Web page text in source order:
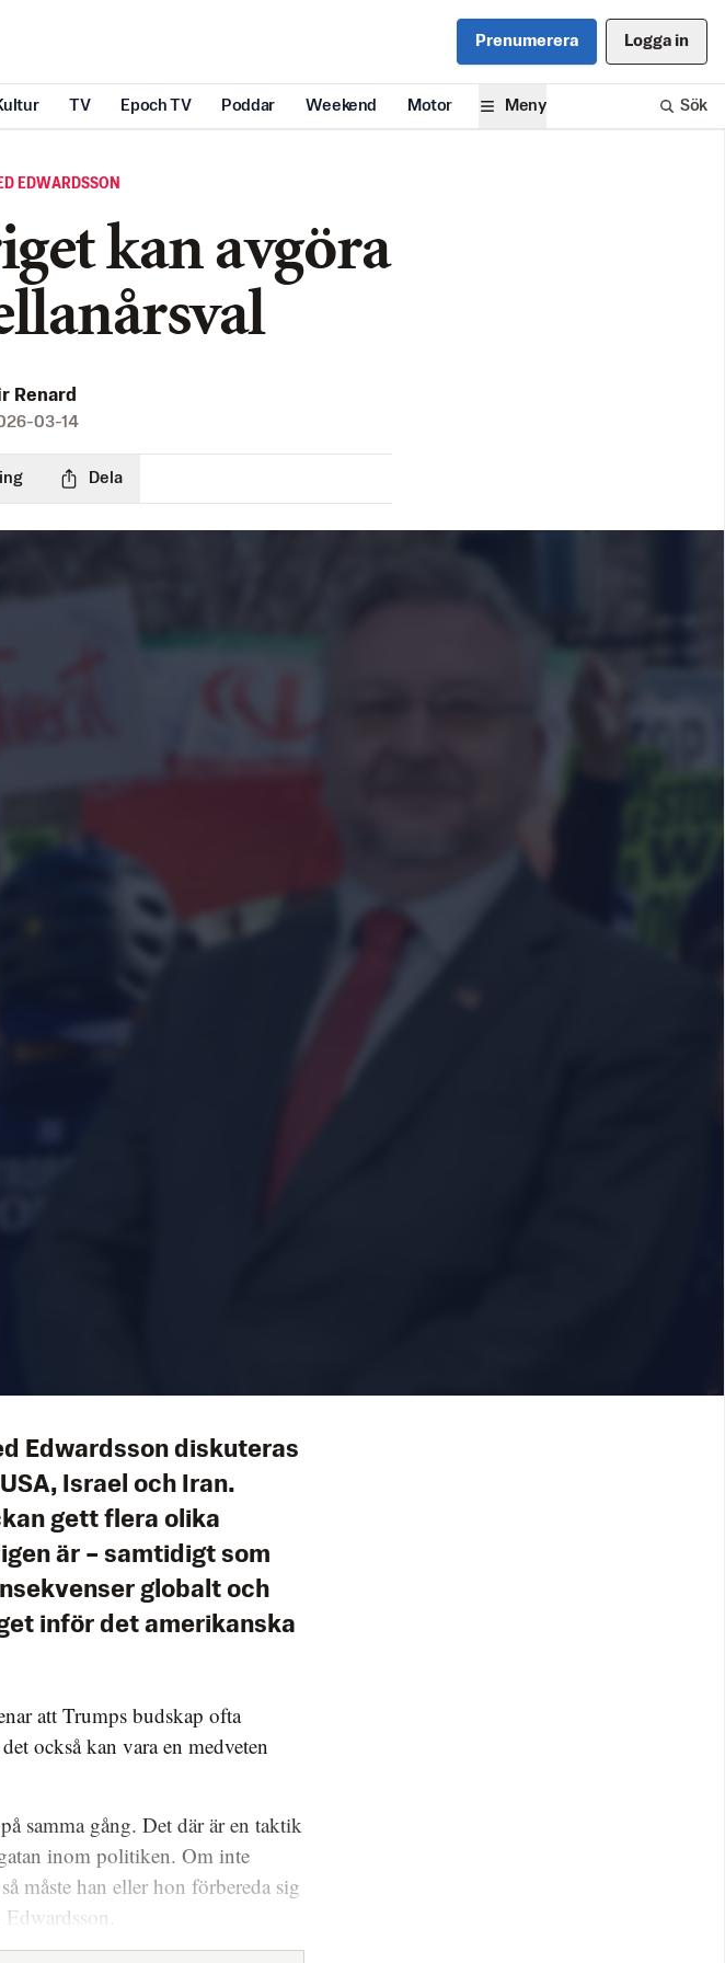
Prenumerera Logga in
TV Epoch TV Poddar Weekend Motor Meny Sök
EDWARDSSON
kan avgöra
Renard
03-14
Dela
Edwardsson diskuteras
Israel och Iran.
gett flera olika
är – samtidigt som
globalt och
inför det amerikanska
att Trumps budskap ofta
också kan vara en medveten
samma gång. Det där är en taktik
inom politiken. Om inte
måste han eller hon förbereda sig